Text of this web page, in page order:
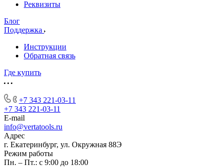
Реквизиты
Блог
Поддержка
Инструкции
Обратная связь
Где купить
+7 343 221-03-11
+7 343 221-03-11
E-mail
info@vertatools.ru
Адрес
г. Екатеринбург, ул. Окружная 88Э
Режим работы
Пн. – Пт.: с 9:00 до 18:00